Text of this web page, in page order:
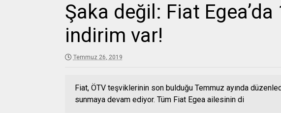
Şaka değil: Fiat
indirim var!
Temmuz 26, 2019
Fiat, ÖTV teşviklerinin son bulduğu Temmuz ayında
sunmaya devam ediyor. Tüm Fiat Egea ailesinin di